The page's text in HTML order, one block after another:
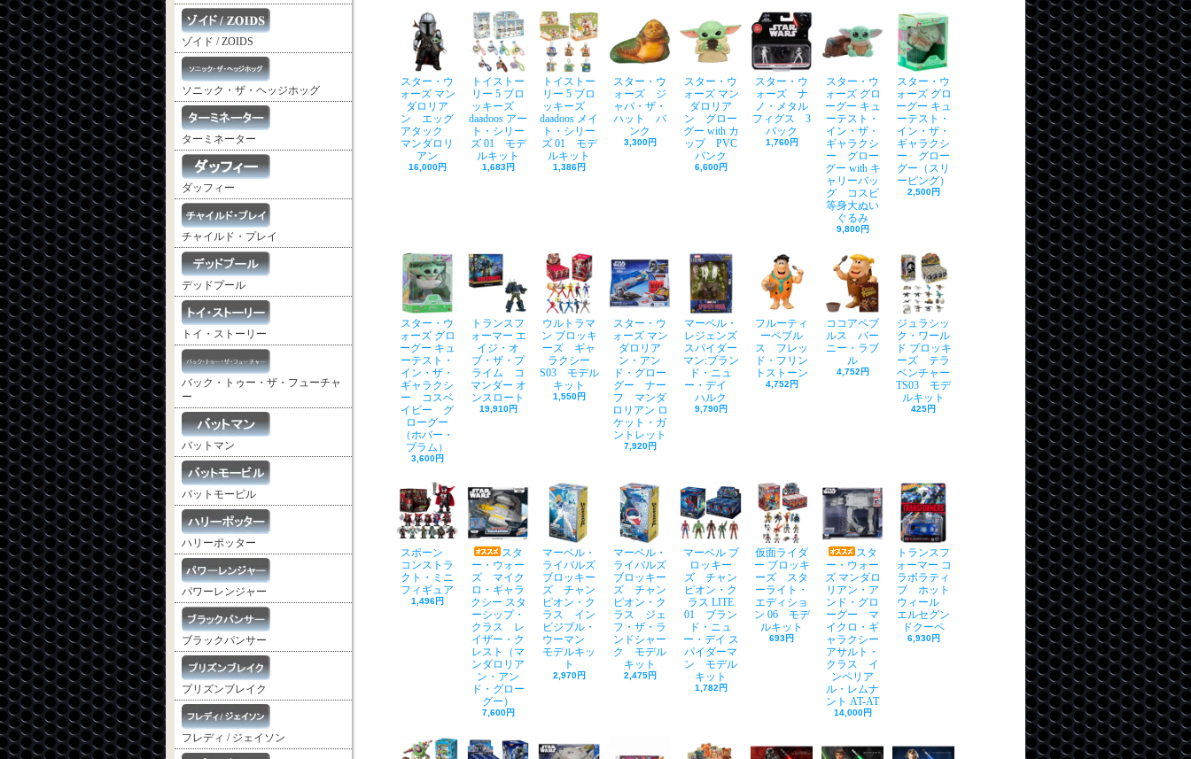
ゾイド / ZOIDS
ソニック・ザ・ヘッジホッグ
ターミネーター
ダッフィー
チャイルド・プレイ
デッドプール
トイ・ストーリー
バック・トゥー・ザ・フューチャ
ー
バットマン
バットモービル
ハリーポッター
パワーレンジャー
ブラックパンサー
プリズンブレイク
フレディ / ジェイソン
スター・ウ
ォーズ マン
ダロリア
ン エッグ
アタック
マンダロリ
アン
16,000円
トイストー
リー 5 ブロ
ッキーズ
daadoos アー
ト・シリー
ズ 01 モデ
ルキット
1,683円
トイストー
リー 5 ブロ
ッキーズ
daadoos メイ
ト・シリー
ズ 01 モデ
ルキット
1,386円
スター・ウ
ォーズ ジ
ャバ・ザ・
ハット バ
ンク
3,300円
スター・ウ
ォーズ マン
ダロリア
ン グロー
グー with カ
ップ PVC
バンク
6,600円
スター・ウ
ォーズ ナ
ノ・メタル
フィグス 3
パック
1,760円
スター・ウ
ォーズ グロ
ーグー キュ
ーテスト・
イン・ザ・
ギャラクシ
ー グロー
グー with キ
ャリーバッ
グ コスビ
等身大ぬい
ぐるみ
9,800円
スター・ウ
ォーズ グロ
ーグー キュ
ーテスト・
イン・ザ・
ギャラクシ
ー グロー
グー（スリ
ーピング）
2,500円
スター・ウ
ォーズ グロ
ーグー キュ
ーテスト・
イン・ザ・
ギャラクシ
ー コスベ
イビー グ
ローグー
（ホバー・
プラム）
3,600円
トランスフ
ォーマー エ
イジ・オ
ブ・ザ・プ
ライム コ
マンダー オ
ンスロート
19,910円
ウルトラマ
ン ブロッキ
ーズ ギャ
ラクシー
S03 モデル
キット
1,550円
スター・ウ
ォーズ マン
ダロリア
ン・アン
ド・グロー
グー ナー
フ マンダ
ロリアン ロ
ケット・ガ
ントレット
7,920円
マーベル・
レジェンズ
スパイダー
マン:ブラン
ド・ニュ
ー・デイ
ハルク
9,790円
フルーティ
ーペブル
ス フレッ
ド・フリン
トストーン
4,752円
ココアペブ
ルス バー
ニー・ラブ
ル
4,752円
ジュラシッ
ク・ワール
ド ブロッキ
ーズ テラ
ベンチャー
TS03 モデ
ルキット
425円
スポーン
コンストラ
クト・ミニ
フィギュア
1,496円
スタ
ー・ウォー
ズ マイク
ロ・ギャラ
クシー スタ
ーシップ・
クラス レ
イザー・ク
レスト（マ
ンダロリア
ン・アン
ド・グロー
グー）
7,600円
マーベル・
ライバルズ
ブロッキー
ズ チャン
ピオン・ク
ラス イン
ビジブル・
ウーマン
モデルキッ
ト
2,970円
マーベル・
ライバルズ
ブロッキー
ズ チャン
ピオン・ク
ラス ジェ
フ・ザ・ラ
ンドシャー
ク モデル
キット
2,475円
マーベル ブ
ロッキー
ズ チャン
ピオン・ク
ラス LITE
01 ブラン
ド・ニュ
ー・デイ ス
パイダーマ
ン モデル
キット
1,782円
仮面ライダ
ー ブロッキ
ーズ スタ
ーライト・
エディショ
ン 06 モデ
ルキット
693円
スタ
ー・ウォー
ズ マンダロ
リアン・ア
ンド・グロ
ーグー マ
イクロ・ギ
ャラクシー
アサルト・
クラス イ
ンペリア
ル・レムナ
ント AT-AT
14,000円
トランスフ
ォーマー コ
ラボラティ
ブ ホット
ウィール
エルセグン
ドクーペ
6,930円